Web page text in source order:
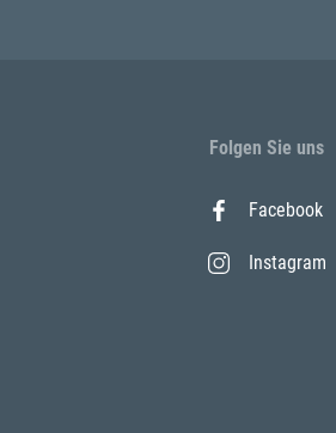
Folgen Sie uns
Facebook
Instagram